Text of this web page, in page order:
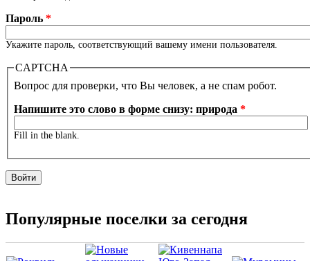
Пароль *
Укажите пароль, соответствующий вашему имени пользователя.
CAPTCHA
Вопрос для проверки, что Вы человек, а не спам робот.
Напишите это слово в форме снизу: природа *
Fill in the blank.
Популярные поселки за сегодня